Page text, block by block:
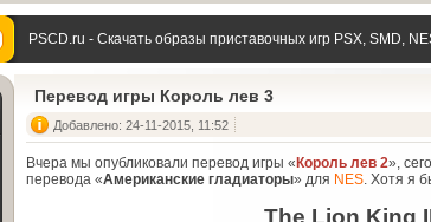
PSCD.ru - Скачать образы приставочных игр PSX, SMD,
Перевод игры Король лев 3
Добавлено: 24-11-2015, 11:52
Вчера мы опубликовали перевод игры « Король лев 2»,
перевода «Американские гладиаторы» для NES. Хотя я
The Lion King